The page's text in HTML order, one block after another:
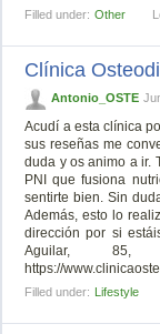
Filled under: Other
Clínica
Antonio_OSTE
Acudí a esta clínica
sus reseñas me
duda y os animo a ir.
PNI que fusiona
sentirte bien. Sin
Además, esto lo
dirección por si
Aguilar, 85,
https://
Filled under: Lifestyle